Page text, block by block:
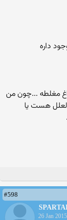
داره
مغلطه ...چون من
هست یا
#598
26 Jan